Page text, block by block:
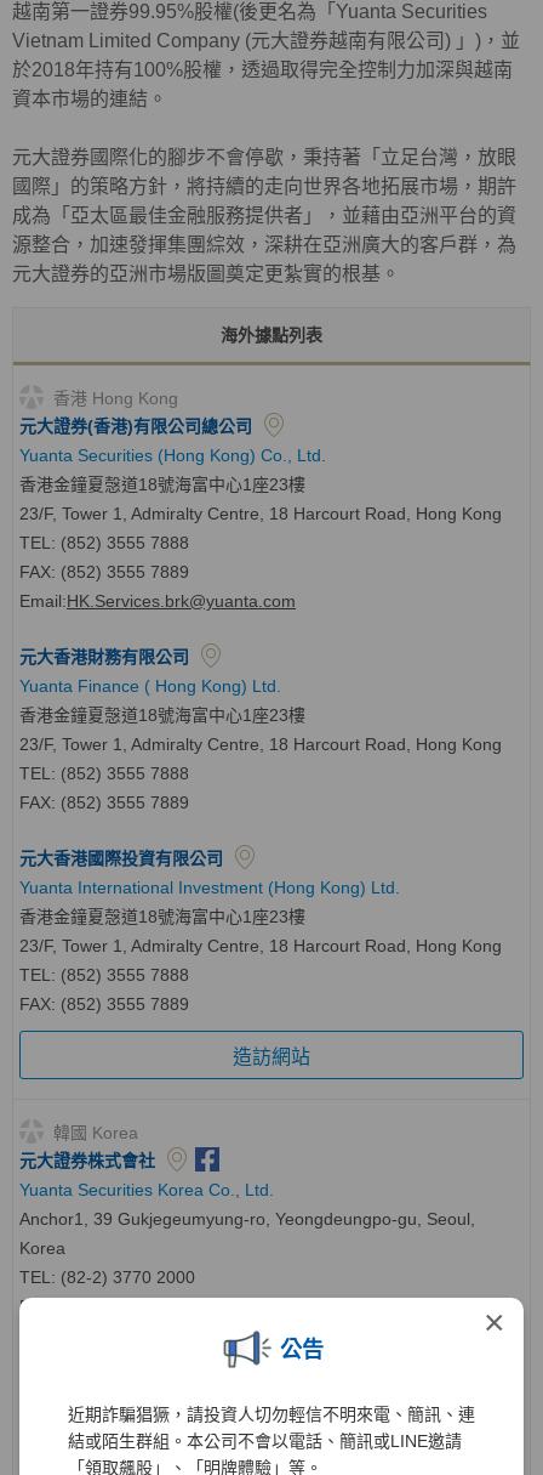
×
公告
近期詐騙猖獗，請投資人切勿輕信不明來電、簡訊、連
結或陌生群組。本公司不會以電話、簡訊或LINE邀請
「領取飆股」、「明牌體驗」等。
越南第一證券99.95%股權(後更名為「Yuanta Securities
Vietnam Limited Company (元大證券越南有限公司) 」)，並
於2018年持有100%股權，透過取得完全控制力加深與越南
資本市場的連結。
元大證券國際化的腳步不會停歇，秉持著「立足台灣，放眼
國際」的策略方針，將持續的走向世界各地拓展市場，期許
成為「亞太區最佳金融服務提供者」，並藉由亞洲平台的資
源整合，加速發揮集團綜效，深耕在亞洲廣大的客戶群，為
元大證券的亞洲市場版圖奠定更紮實的根基。
海外據點列表
造訪網站
香港 Hong Kong
元大證券(香港)有限公司總公司
Yuanta Securities (Hong Kong) Co., Ltd.
香港金鐘夏愨道18號海富中心1座23樓
23/F, Tower 1, Admiralty Centre, 18 Harcourt Road, Hong Kong
TEL: (852) 3555 7888
FAX: (852) 3555 7889
Email:HK.Services.brk@yuanta.com
元大香港財務有限公司
Yuanta Finance ( Hong Kong) Ltd.
香港金鐘夏愨道18號海富中心1座23樓
23/F, Tower 1, Admiralty Centre, 18 Harcourt Road, Hong Kong
TEL: (852) 3555 7888
FAX: (852) 3555 7889
元大香港國際投資有限公司
Yuanta International Investment (Hong Kong) Ltd.
香港金鐘夏愨道18號海富中心1座23樓
23/F, Tower 1, Admiralty Centre, 18 Harcourt Road, Hong Kong
TEL: (852) 3555 7888
FAX: (852) 3555 7889
韓國 Korea
元大證券株式會社
Yuanta Securities Korea Co., Ltd.
Anchor1, 39 Gukjegeumyung-ro, Yeongdeungpo-gu, Seoul,
Korea
TEL: (82-2) 3770 2000
FAX: (82-2) 3770 2012
(82-2) 2012-8002
元大投資株式會社
Yuanta Investment Co., Ltd.